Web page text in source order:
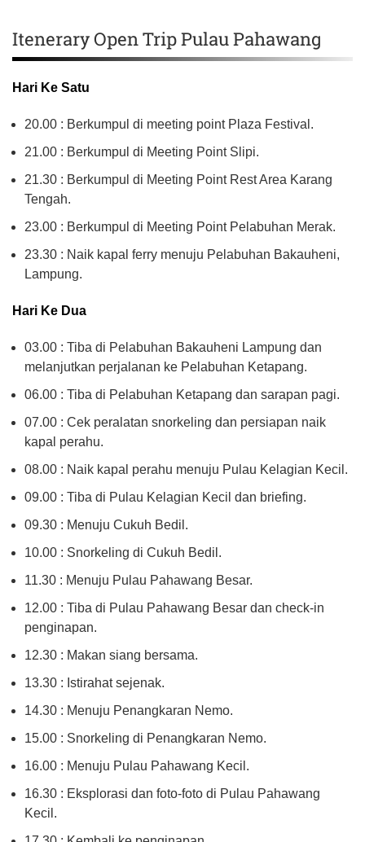
Itenerary Open Trip Pulau Pahawang
Hari Ke Satu
20.00 : Berkumpul di meeting point Plaza Festival.
21.00 : Berkumpul di Meeting Point Slipi.
21.30 : Berkumpul di Meeting Point Rest Area Karang
Tengah.
23.00 : Berkumpul di Meeting Point Pelabuhan Merak.
23.30 : Naik kapal ferry menuju Pelabuhan Bakauheni,
Lampung.
Hari Ke Dua
03.00 : Tiba di Pelabuhan Bakauheni Lampung dan
melanjutkan perjalanan ke Pelabuhan Ketapang.
06.00 : Tiba di Pelabuhan Ketapang dan sarapan pagi.
07.00 : Cek peralatan snorkeling dan persiapan naik
kapal perahu.
08.00 : Naik kapal perahu menuju Pulau Kelagian Kecil.
09.00 : Tiba di Pulau Kelagian Kecil dan briefing.
09.30 : Menuju Cukuh Bedil.
10.00 : Snorkeling di Cukuh Bedil.
11.30 : Menuju Pulau Pahawang Besar.
12.00 : Tiba di Pulau Pahawang Besar dan check-in
penginapan.
12.30 : Makan siang bersama.
13.30 : Istirahat sejenak.
14.30 : Menuju Penangkaran Nemo.
15.00 : Snorkeling di Penangkaran Nemo.
16.00 : Menuju Pulau Pahawang Kecil.
16.30 : Eksplorasi dan foto-foto di Pulau Pahawang
Kecil.